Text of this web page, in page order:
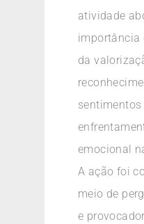
atividade
importância
da
sentimentos
emocional
A ação foi
meio de
e